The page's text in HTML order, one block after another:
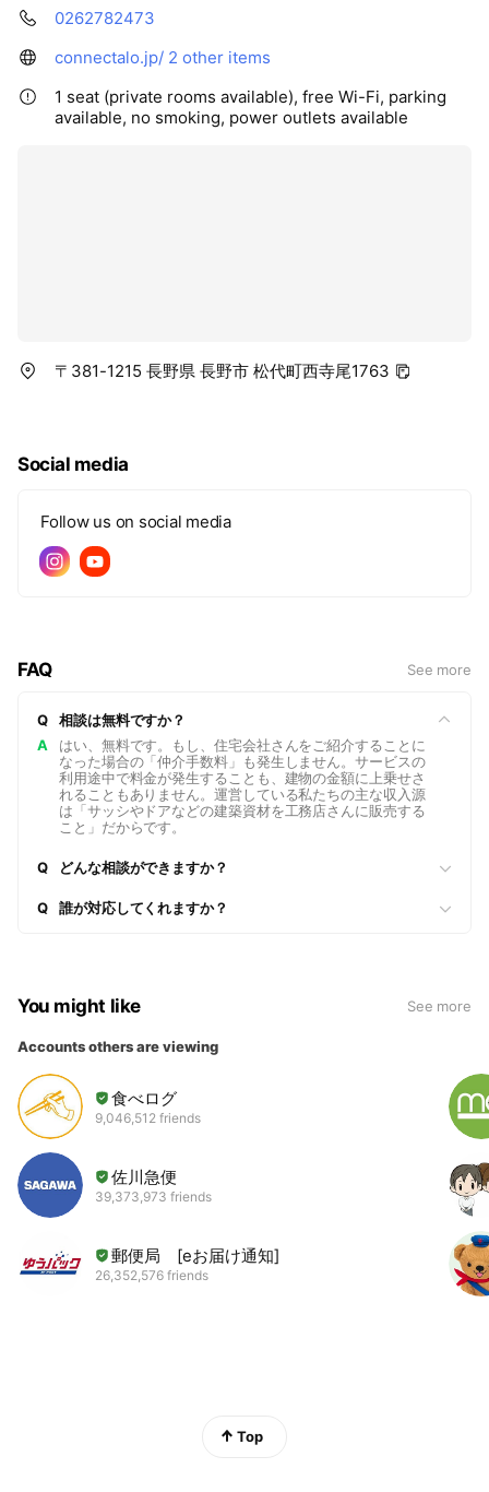
0262782473
connectalo.jp/ 2 other items
1 seat (private rooms available), free Wi-Fi, parking
available, no smoking, power outlets available
〒381-1215 長野県 長野市 松代町西寺尾1763
Social media
Follow us on social media
FAQ See more
Q
相談は無料ですか？
A
はい、無料です。もし、住宅会社さんをご紹介することに
なった場合の「仲介手数料」も発生しません。サービスの
利用途中で料金が発生することも、建物の金額に上乗せさ
れることもありません。運営している私たちの主な収入源
は「サッシやドアなどの建築資材を工務店さんに販売する
こと」だからです。
Q どんな相談ができますか？
Q 誰が対応してくれますか？
You might like See more
Accounts others are viewing
食べログ
9,046,512 friends
佐川急便
39,373,973 friends
郵便局 [eお届け通知]
26,352,576 friends
Top